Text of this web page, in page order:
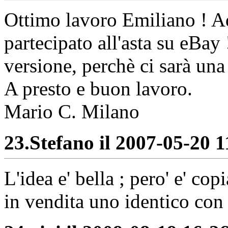
Ottimo lavoro Emiliano !
partecipato all'asta su
versione, perchè ci sarà
A presto e buon lavoro.
Mario C. Milano
23.Stefano il 2007-05-20
L'idea e' bella ; pero' e'
in vendita uno identico